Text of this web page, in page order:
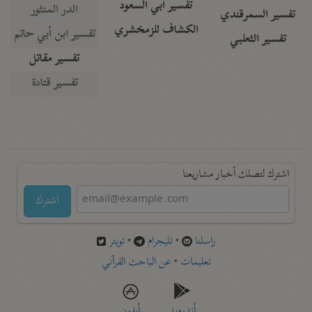
تفسير السمرقندي
تفسير الثعلبي
تفسير أبي السعود
الكشاف للزمخشري
الدر المنثور
تفسير ابن أبي حاتم
تفسير مقاتل
تفسير قتادة
اشترك لتصلك أخبار مشاريعنا
اشترك
راسلنا •تليجرام •تويتر
تعليمات •عن الباحث القرآني